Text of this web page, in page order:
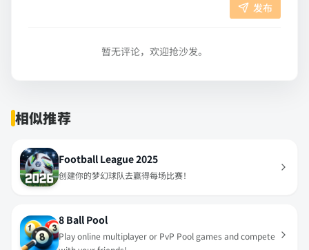
发布
暂无评论，欢迎抢沙发。
相似推荐
Football League 2025
创建你的梦幻球队去赢得每场比赛！
8 Ball Pool
Play online multiplayer or PvP Pool games and compete